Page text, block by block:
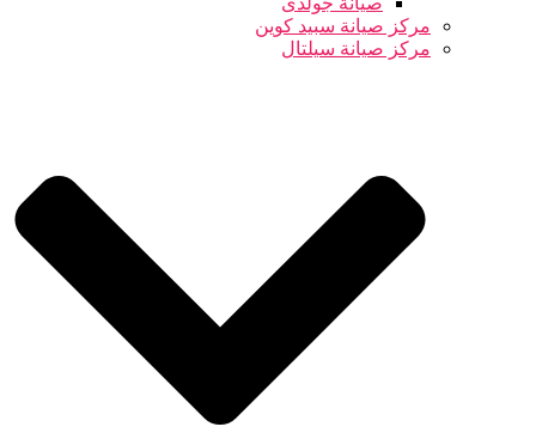
مركز صيانة سبيد كوين
مركز صيانة سيلتال